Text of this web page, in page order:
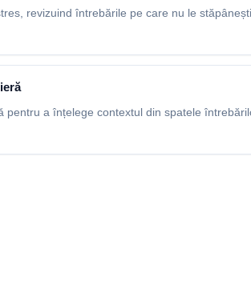
revizuind întrebările pe care nu le
pentru a înțelege contextul din spatele